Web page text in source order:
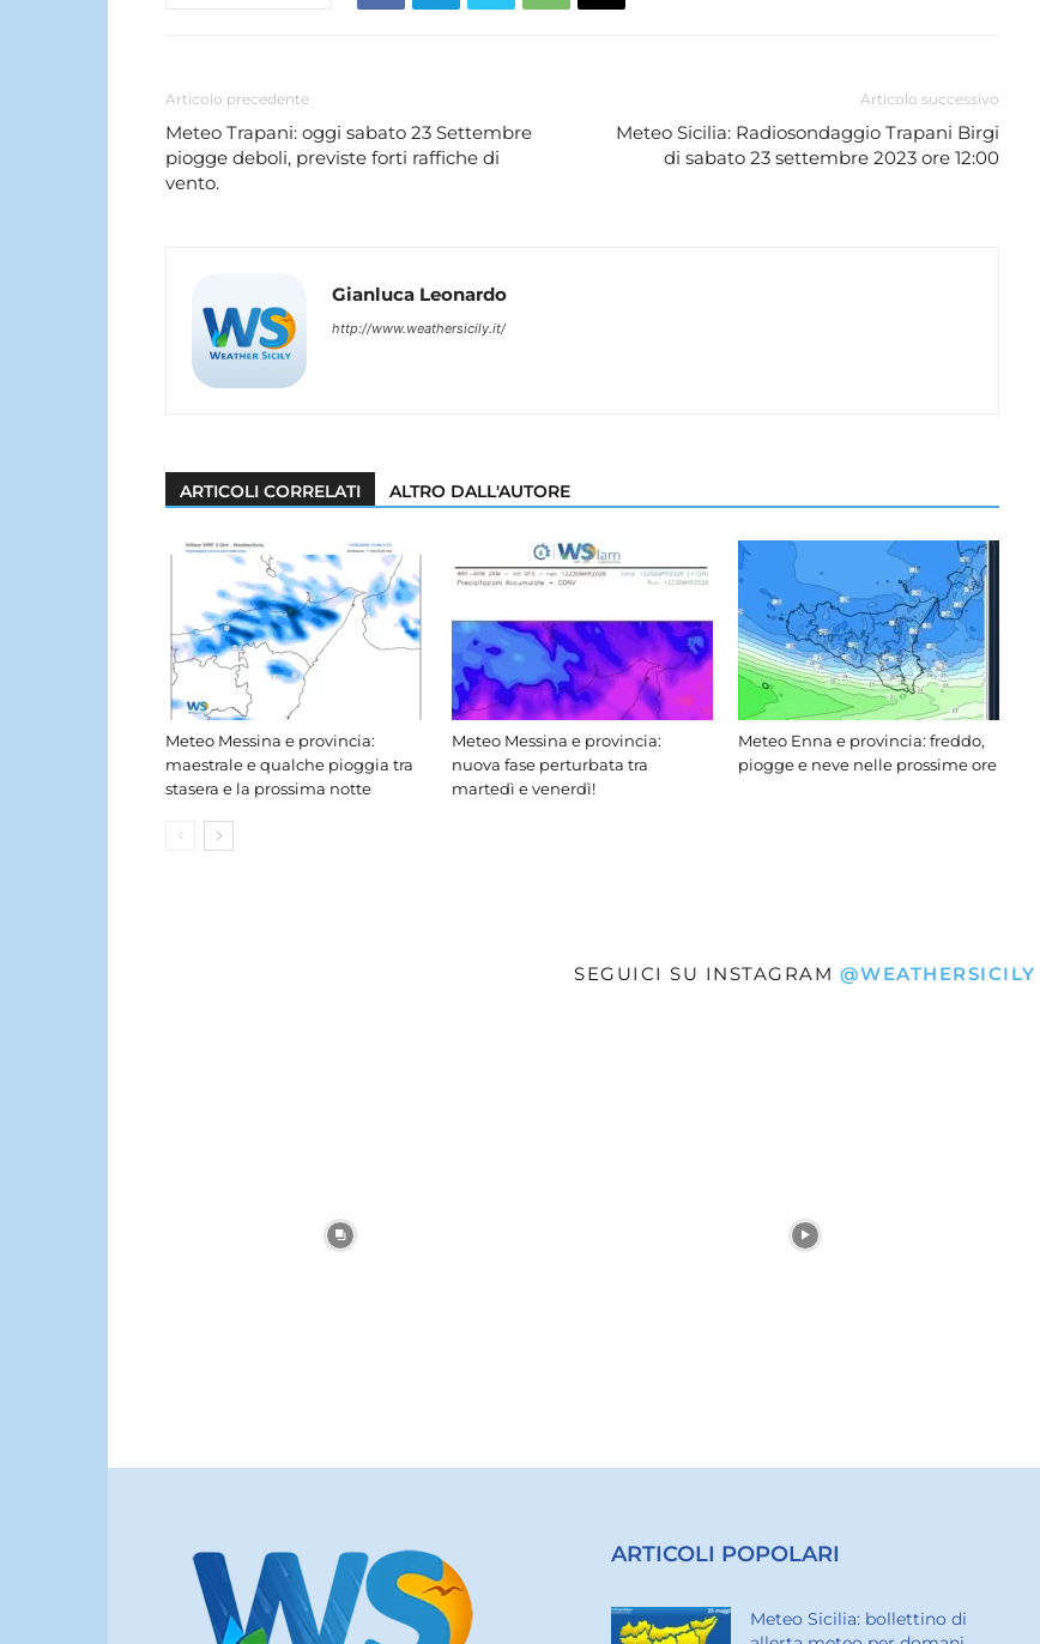
Articolo precedente
Meteo Trapani: oggi sabato 23 Settembre
piogge deboli, previste forti raffiche di
vento.
Articolo successivo
Meteo Sicilia: Radiosondaggio Trapani Birgi
di sabato 23 settembre 2023 ore 12:00
Gianluca Leonardo
http://www.weathersicily.it/
ARTICOLI CORRELATI ALTRO DALL'AUTORE
Meteo Messina e provincia:
maestrale e qualche pioggia tra
stasera e la prossima notte
Meteo Messina e provincia:
nuova fase perturbata tra
martedì e venerdì!
Meteo Enna e provincia: freddo,
piogge e neve nelle prossime ore
SEGUICI SU INSTAGRAM @WEATHERSICILY
ARTICOLI POPOLARI
Meteo Sicilia: bollettino di